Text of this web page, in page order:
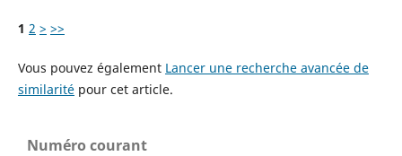
1 2 > >>
Vous pouvez également Lancer une recherche avancée de
similaritépour cet article.
Numéro courant